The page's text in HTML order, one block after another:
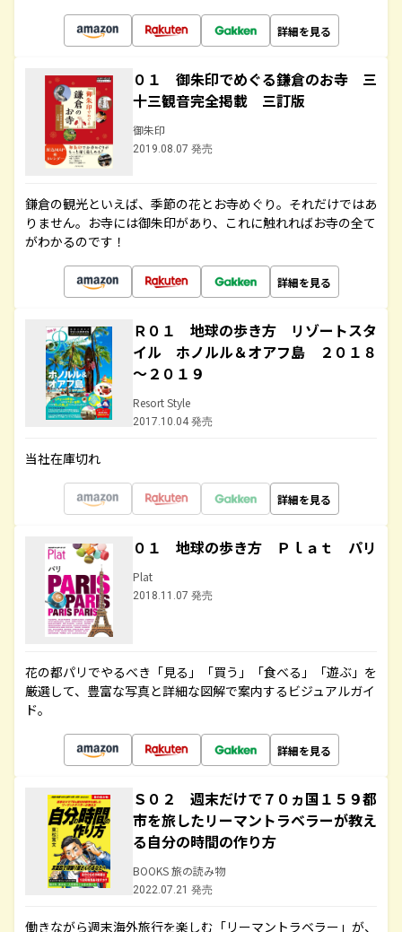
詳細を見る
０１ 御朱印でめぐる鎌倉のお寺 三
十三観音完全掲載 三訂版
御朱印
2019.08.07 発売
鎌倉の観光といえば、季節の花とお寺めぐり。それだけではあ
りません。お寺には御朱印があり、これに触れればお寺の全て
がわかるのです！
詳細を見る
Ｒ０１ 地球の歩き方 リゾートスタ
イル ホノルル＆オアフ島 ２０１８
～２０１９
Resort Style
2017.10.04 発売
当社在庫切れ
詳細を見る
０１ 地球の歩き方 Ｐｌａｔ パリ
Plat
2018.11.07 発売
花の都パリでやるべき「見る」「買う」「食べる」「遊ぶ」を
厳選して、豊富な写真と詳細な図解で案内するビジュアルガイ
ド。
詳細を見る
Ｓ０２ 週末だけで７０ヵ国１５９都
市を旅したリーマントラベラーが教え
る自分の時間の作り方
BOOKS 旅の読み物
2022.07.21 発売
働きながら週末海外旅行を楽しむ「リーマントラベラー」が、